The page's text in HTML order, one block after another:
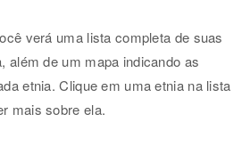
verá uma lista completa de suas
além de um mapa indicando as
etnia. Clique em uma etnia na lista
mais sobre ela.